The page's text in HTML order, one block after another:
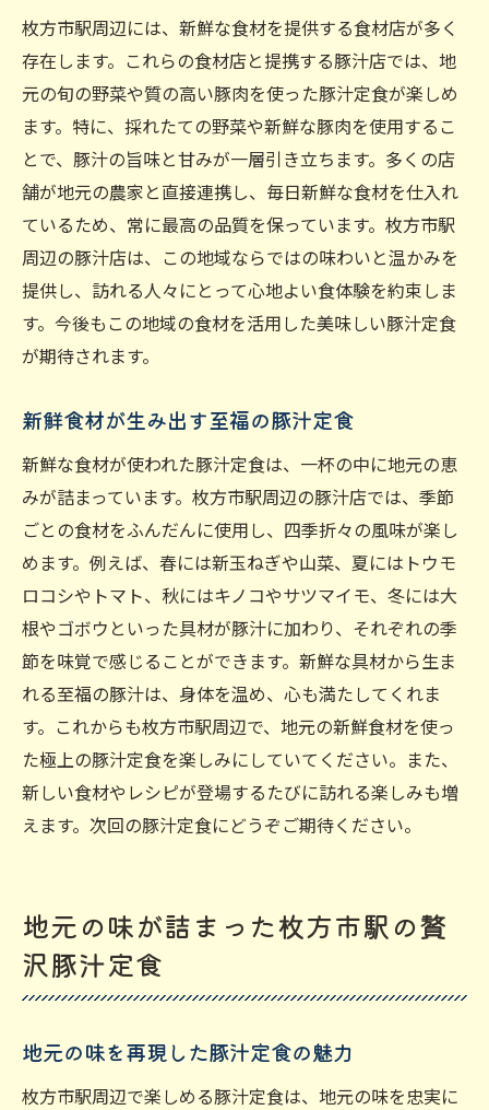
枚方市駅周辺には、新鮮な食材を提供する食材店が多く
存在します。これらの食材店と提携する豚汁店では、地
元の旬の野菜や質の高い豚肉を使った豚汁定食が楽しめ
ます。特に、採れたての野菜や新鮮な豚肉を使用するこ
とで、豚汁の旨味と甘みが一層引き立ちます。多くの店
舗が地元の農家と直接連携し、毎日新鮮な食材を仕入れ
ているため、常に最高の品質を保っています。枚方市駅
周辺の豚汁店は、この地域ならではの味わいと温かみを
提供し、訪れる人々にとって心地よい食体験を約束しま
す。今後もこの地域の食材を活用した美味しい豚汁定食
が期待されます。
新鮮食材が生み出す至福の豚汁定食
新鮮な食材が使われた豚汁定食は、一杯の中に地元の恵
みが詰まっています。枚方市駅周辺の豚汁店では、季節
ごとの食材をふんだんに使用し、四季折々の風味が楽し
めます。例えば、春には新玉ねぎや山菜、夏にはトウモ
ロコシやトマト、秋にはキノコやサツマイモ、冬には大
根やゴボウといった具材が豚汁に加わり、それぞれの季
節を味覚で感じることができます。新鮮な具材から生ま
れる至福の豚汁は、身体を温め、心も満たしてくれま
す。これからも枚方市駅周辺で、地元の新鮮食材を使っ
た極上の豚汁定食を楽しみにしていてください。また、
新しい食材やレシピが登場するたびに訪れる楽しみも増
えます。次回の豚汁定食にどうぞご期待ください。
地元の味が詰まった枚方市駅の贅
沢豚汁定食
地元の味を再現した豚汁定食の魅力
枚方市駅周辺で楽しめる豚汁定食は、地元の味を忠実に